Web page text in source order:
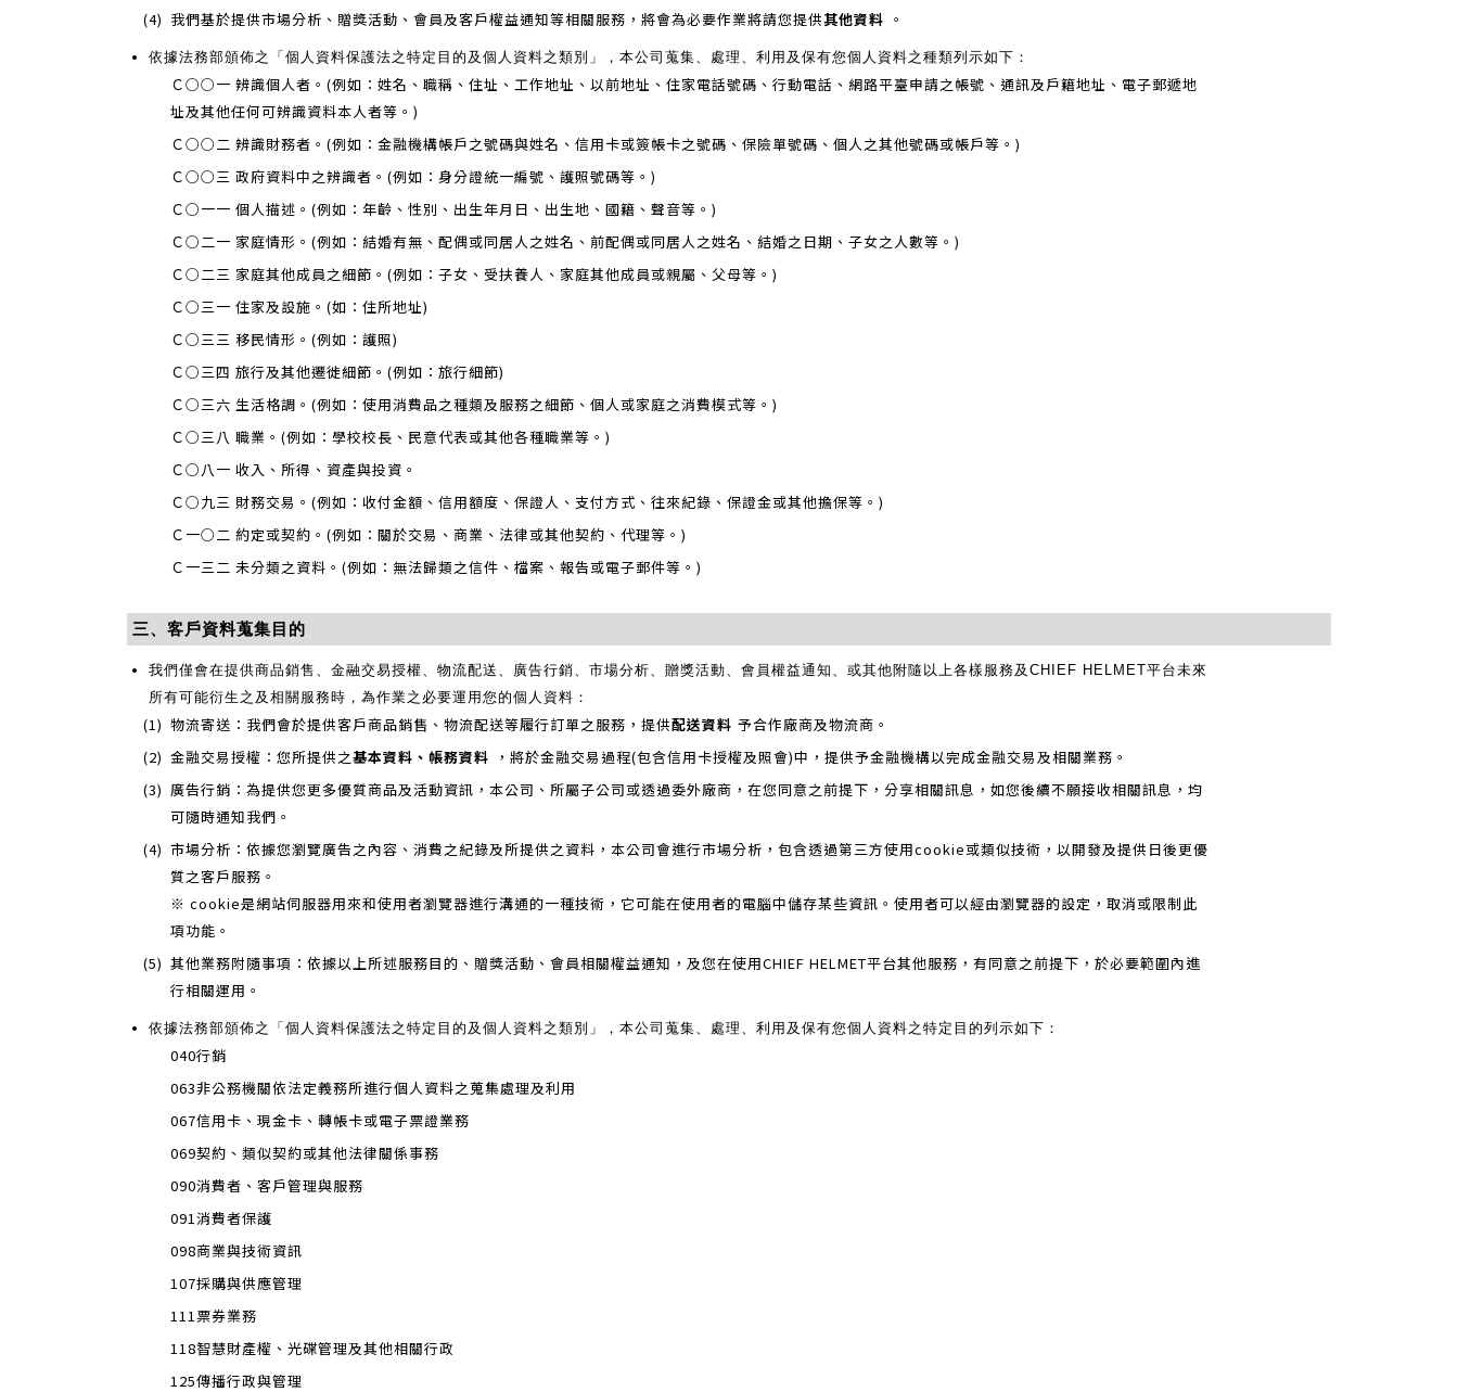
(4) 我們基於提供市場分析、贈獎活動、會員及客戶權益通知等相關服務，將會為必要作業將請您提供其他資料 。
依據法務部頒佈之「個人資料保護法之特定目的及個人資料之類別」，本公司蒐集、處理、利用及保有您個人資料之種類列示如下：
Ｃ○○一 辨識個人者。(例如：姓名、職稱、住址、工作地址、以前地址、住家電話號碼、行動電話、網路平臺申請之帳號、通訊及戶籍地址、電子郵遞地
址及其他任何可辨識資料本人者等。)
Ｃ○○二 辨識財務者。(例如：金融機構帳戶之號碼與姓名、信用卡或簽帳卡之號碼、保險單號碼、個人之其他號碼或帳戶等。)
Ｃ○○三 政府資料中之辨識者。(例如：身分證統一編號、護照號碼等。)
Ｃ○一一 個人描述。(例如：年齡、性別、出生年月日、出生地、國籍、聲音等。)
Ｃ○二一 家庭情形。(例如：結婚有無、配偶或同居人之姓名、前配偶或同居人之姓名、結婚之日期、子女之人數等。)
Ｃ○二三 家庭其他成員之細節。(例如：子女、受扶養人、家庭其他成員或親屬、父母等。)
Ｃ○三一 住家及設施。(如：住所地址)
Ｃ○三三 移民情形。(例如：護照)
Ｃ○三四 旅行及其他遷徙細節。(例如：旅行細節)
Ｃ○三六 生活格調。(例如：使用消費品之種類及服務之細節、個人或家庭之消費模式等。)
Ｃ○三八 職業。(例如：學校校長、民意代表或其他各種職業等。)
Ｃ○八一 收入、所得、資產與投資。
Ｃ○九三 財務交易。(例如：收付金額、信用額度、保證人、支付方式、往來紀錄、保證金或其他擔保等。)
Ｃ一○二 約定或契約。(例如：關於交易、商業、法律或其他契約、代理等。)
Ｃ一三二 未分類之資料。(例如：無法歸類之信件、檔案、報告或電子郵件等。)
三、客戶資料蒐集目的
我們僅會在提供商品銷售、金融交易授權、物流配送、廣告行銷、市場分析、贈獎活動、會員權益通知、或其他附隨以上各樣服務及CHIEF HELMET平台未來
所有可能衍生之及相關服務時，為作業之必要運用您的個人資料：
(1) 物流寄送：我們會於提供客戶商品銷售、物流配送等履行訂單之服務，提供配送資料 予合作廠商及物流商。
(2) 金融交易授權：您所提供之基本資料、帳務資料 ，將於金融交易過程(包含信用卡授權及照會)中，提供予金融機構以完成金融交易及相關業務。
(3) 廣告行銷：為提供您更多優質商品及活動資訊，本公司、所屬子公司或透過委外廠商，在您同意之前提下，分享相關訊息，如您後續不願接收相關訊息，均
可隨時通知我們。
(4) 市場分析：依據您瀏覽廣告之內容、消費之紀錄及所提供之資料，本公司會進行市場分析，包含透過第三方使用cookie或類似技術，以開發及提供日後更優
質之客戶服務。
※ cookie是網站伺服器用來和使用者瀏覽器進行溝通的一種技術，它可能在使用者的電腦中儲存某些資訊。使用者可以經由瀏覽器的設定，取消或限制此
項功能。
(5) 其他業務附隨事項：依據以上所述服務目的、贈獎活動、會員相關權益通知，及您在使用CHIEF HELMET平台其他服務，有同意之前提下，於必要範圍內進
行相關運用。
依據法務部頒佈之「個人資料保護法之特定目的及個人資料之類別」，本公司蒐集、處理、利用及保有您個人資料之特定目的列示如下：
040行銷
063非公務機關依法定義務所進行個人資料之蒐集處理及利用
067信用卡、現金卡、轉帳卡或電子票證業務
069契約、類似契約或其他法律關係事務
090消費者、客戶管理與服務
091消費者保護
098商業與技術資訊
107採購與供應管理
111票券業務
118智慧財產權、光碟管理及其他相關行政
125傳播行政與管理